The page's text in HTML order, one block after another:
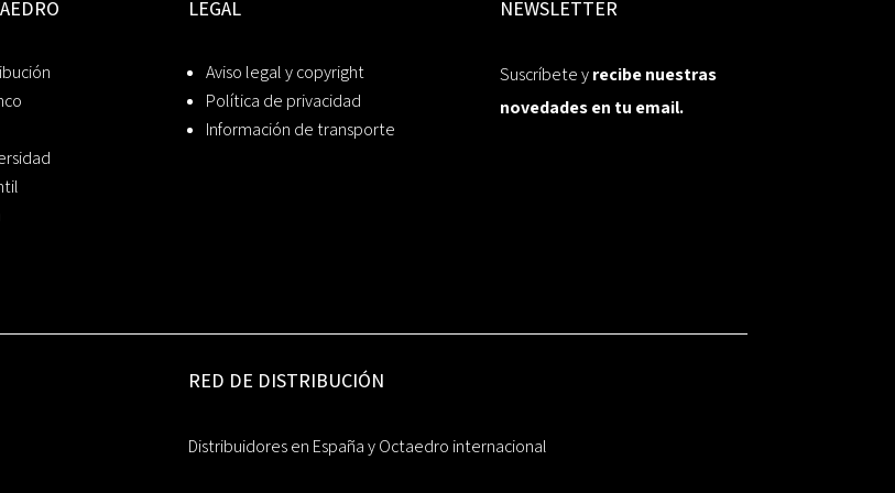
LEGAL
Aviso legal y copyright
Política de privacidad
Información de transporte
NEWSLETTER
Suscríbete yrecibe nuestras
novedades en tu email.
RED DE DISTRIBUCIÓN
Distribuidores en España y Octaedro internacional